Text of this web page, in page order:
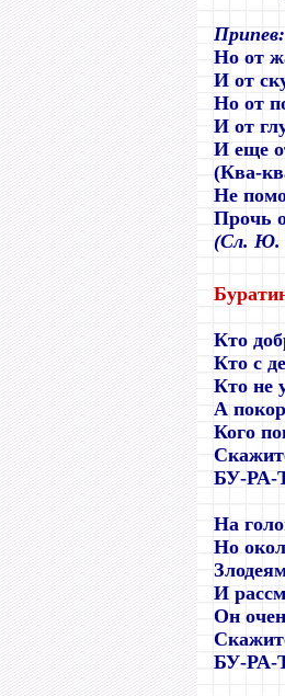
Припев:
Но от
И от
Но от
И от
И еще
(Ква-
Не
Прочь
(Сл. Ю.
Кто
Кто с
Кто не
А
Кого
БУ-
На
Но
И
Он
БУ-